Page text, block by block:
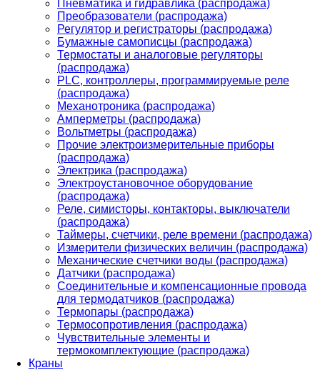
Пневматика и гидравлика (распродажа)
Преобразователи (распродажа)
Регулятор и регистраторы (распродажа)
Бумажные самописцы (распродажа)
Термостаты и аналоговые регуляторы
(распродажа)
PLС, контроллеры, программируемые реле
(распродажа)
Механотроника (распродажа)
Амперметры (распродажа)
Вольтметры (распродажа)
Прочие электроизмерительные приборы
(распродажа)
Электрика (распродажа)
Электроустановочное оборудование
(распродажа)
Реле, симисторы, контакторы, выключатели
(распродажа)
Таймеры, счетчики, реле времени (распродажа)
Измерители физических величин (распродажа)
Механические счетчики воды (распродажа)
Датчики (распродажа)
Соединительные и компенсационные провода
для термодатчиков (распродажа)
Термопары (распродажа)
Термосопротивления (распродажа)
Чувствительные элементы и
термокомплектующие (распродажа)
Краны